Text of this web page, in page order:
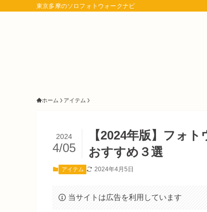
東京多摩のソロフォトウォークナビ
ホーム アイテム
【2024年版】フォ
おすすめ３選
2024
4/05
アイテム 2024年4月5日
当サイトは広告を利用しています